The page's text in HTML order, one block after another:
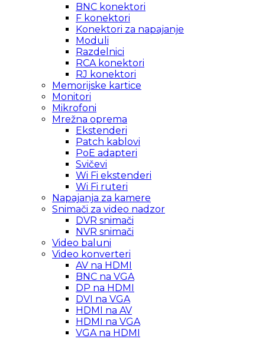
BNC konektori
F konektori
Konektori za napajanje
Moduli
Razdelnici
RCA konektori
RJ konektori
Memorijske kartice
Monitori
Mikrofoni
Mrežna oprema
Ekstenderi
Patch kablovi
PoE adapteri
Svičevi
Wi Fi ekstenderi
Wi Fi ruteri
Napajanja za kamere
Snimači za video nadzor
DVR snimači
NVR snimači
Video baluni
Video konverteri
AV na HDMI
BNC na VGA
DP na HDMI
DVI na VGA
HDMI na AV
HDMI na VGA
VGA na HDMI